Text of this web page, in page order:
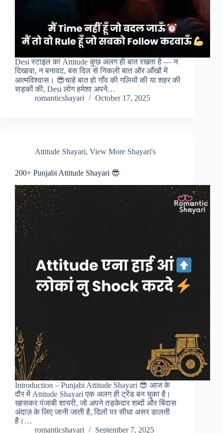
Desi स्टाइल का Attitude कुछ अलग ही बात रखता है — न
दिखावा, न बनावट, बस दिल से निकली बात और आँखों में
आत्मविश्वास। 😎चाहे बात हो गाँव की गलियों की या शहर की
सड़कों की, Desi लोग हमेशा अपने…
romanticshayari
October 17, 2025
Attitude Shayari, View More Shayari's
200+ Punjabi Attitude Shayari 😎
Introduction – Punjabi Attitude Shayari 😎 आज के
दौर में Attitude Shayari एक अलग ही ट्रेंड बन चुका है।
खासकर पंजाबी शायरी, जो अपने तड़केदार शब्दों और बिंदास
अंदाज़ के लिए जानी जाती है, दिलों पर सीधा असर डालती
है।…
romanticshayari
September 7, 2025